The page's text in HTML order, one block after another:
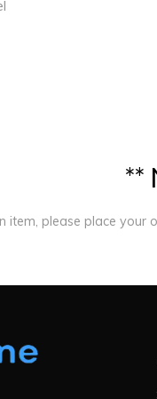
**
item, please place your